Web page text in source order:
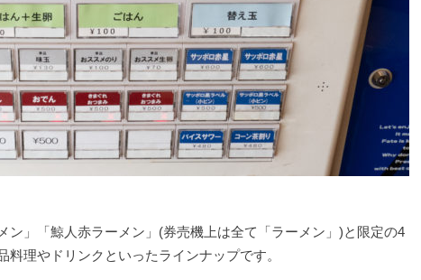
ン」「鯨人赤ラーメン」(券売機上は全て「ラーメン」)と限定の4
理やドリンクといったラインナップです。